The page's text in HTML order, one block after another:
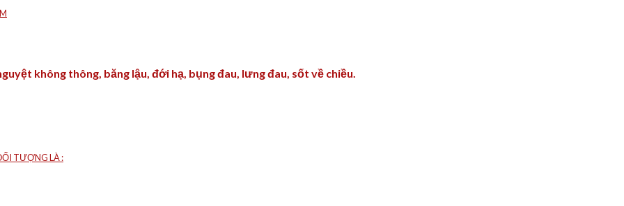
TƯỢNG LÀ :
không thông, băng lậu, đới hạ, bụng đau, lưng đau, sốt về chiều.